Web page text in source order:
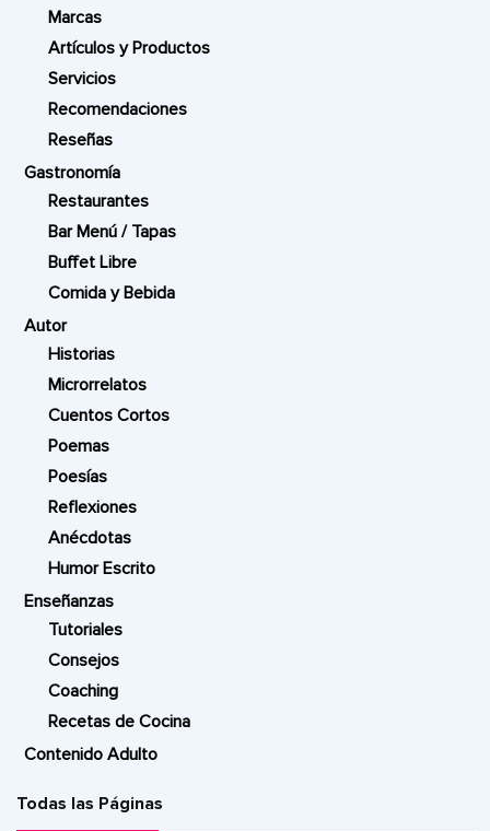
Marcas
Artículos y Productos
Servicios
Recomendaciones
Reseñas
Gastronomía
Restaurantes
Bar Menú / Tapas
Buffet Libre
Comida y Bebida
Autor
Historias
Microrrelatos
Cuentos Cortos
Poemas
Poesías
Reflexiones
Anécdotas
Humor Escrito
Enseñanzas
Tutoriales
Consejos
Coaching
Recetas de Cocina
Contenido Adulto
Todas las Páginas